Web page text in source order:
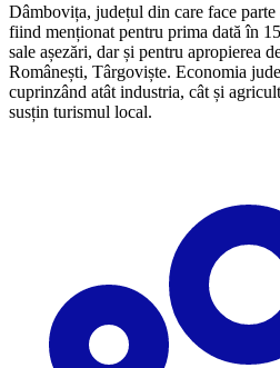
Dâmbovița, județul din care face
fiind menționat pentru prima dată în
sale așezări, dar și pentru apropierea
Românești, Târgoviște. Economia
cuprinzând atât industria, cât și
susțin turismul local.